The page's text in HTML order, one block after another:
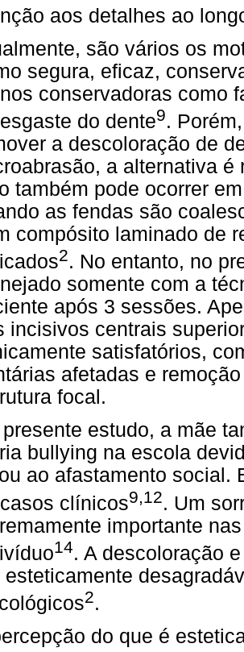
aos detalhes ao
são vários os
segura, eficaz,
conservadoras como
do dente9.
a descoloração de
a alternativa
também pode ocorrer
as fendas são
compósito laminado de
2. No entanto, no
somente com a
após 3 sessões.
incisivos centrais
satisfatórios,
afetadas e
focal.
presente estudo, a mãe
bullying na escola
ao afastamento social.
clínicos9,12. Um
importante
14. A descoloração
esteticamente
2.
do que é